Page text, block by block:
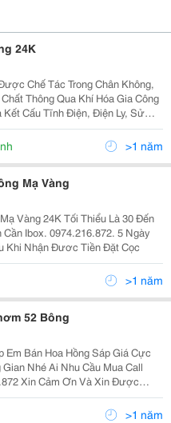
24K
Chế Tác Trong Chân Không,
Thông Qua Khí Hóa Gia Công
Kết Cấu Tĩnh Điện, Điện Ly, Sử
Cho Những Hạt Bột Vàng Phủ
Hình Thành Nên Một Bề Mặt Vàng
>1 năm
Mạ Vàng
Vàng 24K Tối Thiểu Là 30 Đến
Ibox. 0974.216.872. 5 Ngày
Khi Nhận Đươc Tiền Đặt Cọc
>1 năm
52 Bông
Em Bán Hoa Hồng Sáp Giá Cực
Gian Nhé Ai Nhu Cầu Mua Call
Xin Cảm Ơn Và Xin Được
Bông. Có 4 Màu: Hồng,
>1 năm